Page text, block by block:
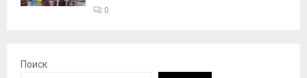
0
Поиск